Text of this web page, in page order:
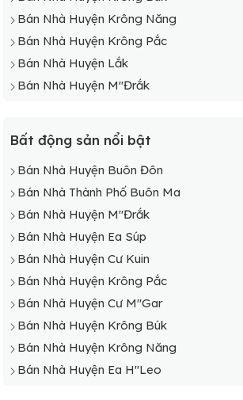
Bán Nhà Huyện Krông Năng
Bán Nhà Huyện Krông Pắc
Bán Nhà Huyện Lắk
Bán Nhà Huyện M"Đrắk
Bất động sản nổi bật
Bán Nhà Huyện Buôn Đôn
Bán Nhà Thành Phố Buôn Ma
Bán Nhà Huyện M"Đrắk
Bán Nhà Huyện Ea Súp
Bán Nhà Huyện Cư Kuin
Bán Nhà Huyện Krông Pắc
Bán Nhà Huyện Cư M"Gar
Bán Nhà Huyện Krông Búk
Bán Nhà Huyện Krông Năng
Bán Nhà Huyện Ea H"Leo